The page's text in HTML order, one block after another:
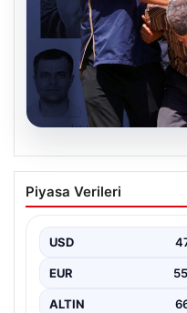
07.08.2026
FETÖ’nün
Karatepe
{"title": "FETÖ'nün
"Türkiye'nin…
Piyasa Verileri
USD
EUR
ALTIN